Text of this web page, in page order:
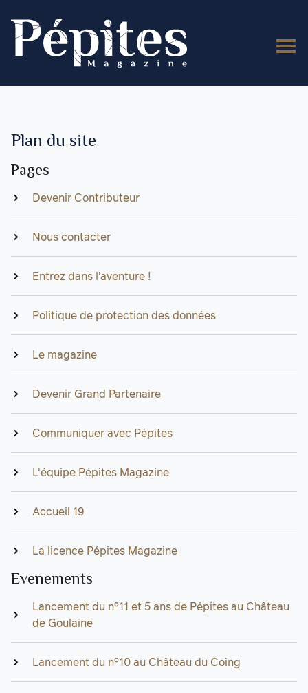
Plan du site
Pages
Devenir Contributeur
Nous contacter
Entrez dans l'aventure !
Politique de protection des données
Le magazine
Devenir Grand Partenaire
Communiquer avec Pépites
L'équipe Pépites Magazine
Accueil 19
La licence Pépites Magazine
Evenements
Lancement du n°11 et 5 ans de Pépites au Château
de Goulaine
Lancement du n°10 au Château du Coing